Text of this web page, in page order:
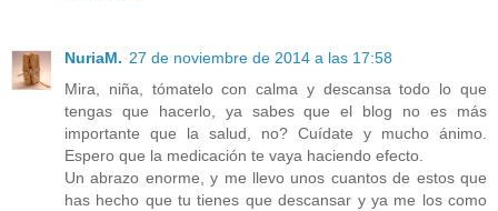
NuriaM. 27 de noviembre de 2014 a las 17:58
Mira, niña, tómatelo con calma y descansa todo lo que
tengas que hacerlo, ya sabes que el blog no es más
importante que la salud, no? Cuídate y mucho ánimo.
Espero que la medicación te vaya haciendo efecto.
Un abrazo enorme, y me llevo unos cuantos de estos que
has hecho que tu tienes que descansar y ya me los como